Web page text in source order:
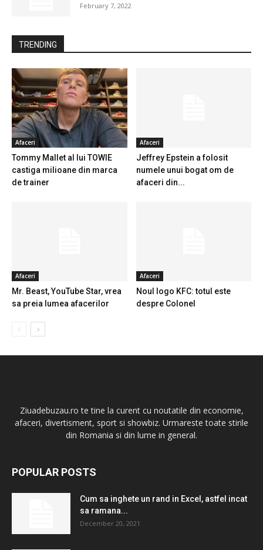
February 7, 2022
TRENDING
Afaceri
Tommy Mallet al lui TOWIE
castiga milioane din marca
de trainer
Afaceri
Jeffrey Epstein a folosit
numele unui bogat om de
afaceri din...
Afaceri
Mr. Beast, YouTube Star, vrea
sa preia lumea afacerilor
Afaceri
Noul logo KFC: totul este
despre Colonel
Ziuadebuzau.ro te tine la curent cu noutatile din economie,
afaceri, divertisment, sport si showbiz. Urmareste toate stirile
din Romania si din lume in general.
POPULAR POSTS
Cum sa inghete un rand in Excel, astfel incat
sa ramana...
December 20, 2021